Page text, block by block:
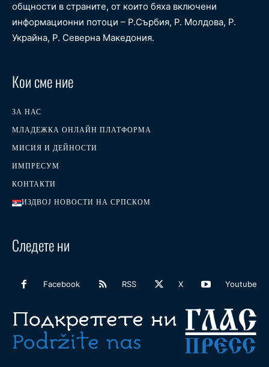
общности в страните, от които бяха включени
информационни потоци – Р.Сърбия, Р. Молдова, Р.
Украйна, Р. Северна Македония.
Кои сме ние
ЗА НАС
МЛАДЕЖКА ОНЛАЙН ПЛАТФОРМА
МИСИЯ И ДЕЙНОСТИ
ИМПРЕСУМ
КОНТАКТИ
ИЗДВОЈ НОВОСТИ НА СРПСКОМ
Следете ни
Facebook RSS X Youtube